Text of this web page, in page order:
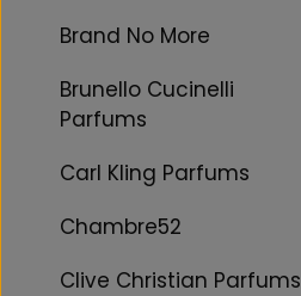
Brand No More
Brunello Cucinelli
Parfums
Carl Kling Parfums
Chambre52
Clive Christian Parfums